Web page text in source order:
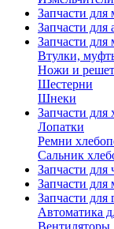
Запчасти для
Запчасти для
Запчасти для
Втулки,
Ножи и
Шестерни
Шнеки
Запчасти для
Лопатки
Ремни
Сальник
Запчасти для
Запчасти для
Запчасти для
Автоматика
Вентиляторы